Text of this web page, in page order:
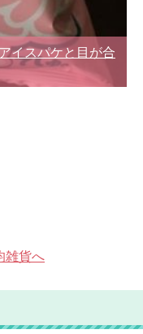
イスパケと目が合